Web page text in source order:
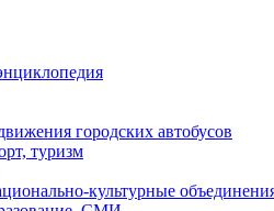
городских автобусов
туризм
культурные